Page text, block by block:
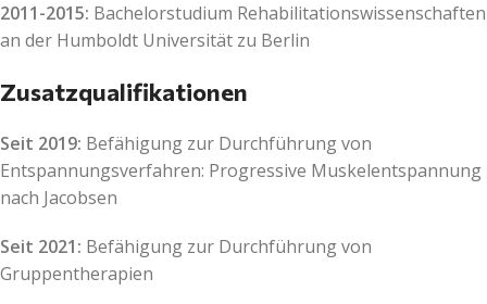
2011-2015: Bachelorstudium Rehabilitationswissenschaften
an der Humboldt Universität zu Berlin
Zusatzqualifikationen
Seit 2019: Befähigung zur Durchführung von
Entspannungsverfahren: Progressive Muskelentspannung
nach Jacobsen
Seit 2021: Befähigung zur Durchführung von
Gruppentherapien